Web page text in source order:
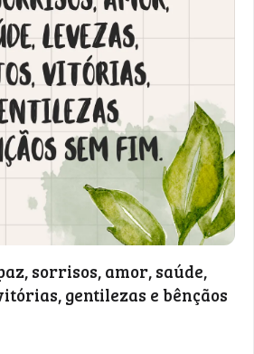
sorrisos, amor, saúde,
gentilezas e bênçãos